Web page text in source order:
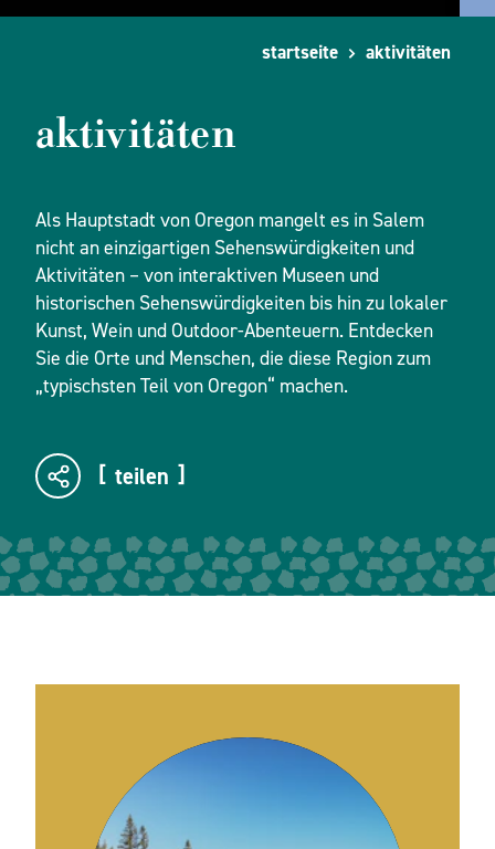
startseite aktivitäten
aktivitäten
Als Hauptstadt von Oregon mangelt es in Salem
nicht an einzigartigen Sehenswürdigkeiten und
Aktivitäten – von interaktiven Museen und
historischen Sehenswürdigkeiten bis hin zu lokaler
Kunst, Wein und Outdoor-Abenteuern. Entdecken
Sie die Orte und Menschen, die diese Region zum
„typischsten Teil von Oregon“ machen.
teilen